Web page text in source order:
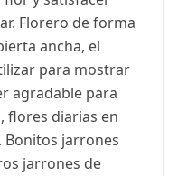
Florero de forma
ancha, el
para mostrar
agradable para
flores diarias en
Bonitos jarrones
jarrones de